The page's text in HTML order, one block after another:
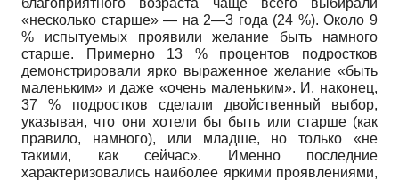
«несколько старше» — на 2—3 года (24 %). Около 9
% испытуемых проявили желание быть намного
старше. Примерно 13 % процентов подростков
демонстрировали ярко выраженное желание «быть
маленьким» и даже «очень маленьким». И, наконец,
37 % подростков сделали двойственный выбор,
указывая, что они хотели бы быть или старше (как
правило, намного), или младше, но только «не
такими, как сейчас». Именно последние
характеризовались наиболее яркими проявлениями,